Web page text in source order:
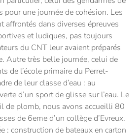
pour une journée de cohésion. Les
affrontés dans diverses épreuves
et ludiques, pas toujours
du CNT leur avaient préparés
Autre très belle journée, celui de
de l’école primaire du Perret-
de leur classe d’eau : au
d’un sport de glisse sur l’eau. Le
de plomb, nous avons accueilli 80
de 6eme d’un collège d’Evreux.
: construction de bateaux en carton